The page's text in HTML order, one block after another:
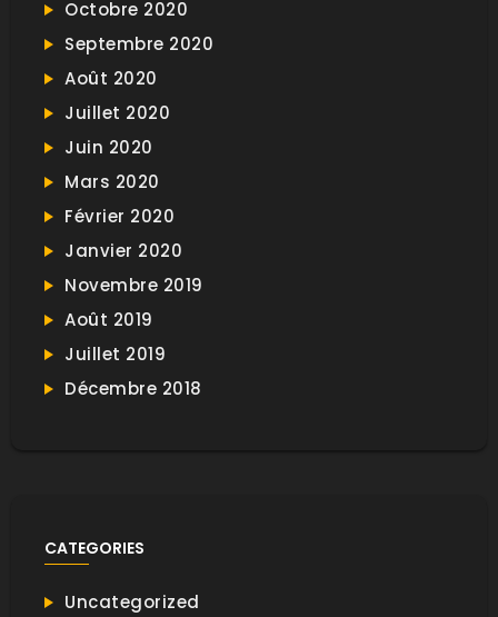
Octobre 2020
Septembre 2020
Août 2020
Juillet 2020
Juin 2020
Mars 2020
Février 2020
Janvier 2020
Novembre 2019
Août 2019
Juillet 2019
Décembre 2018
CATEGORIES
Uncategorized